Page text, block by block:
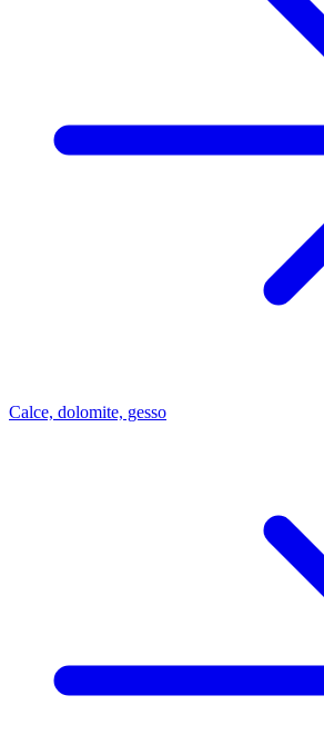
Calce, dolomite, gesso